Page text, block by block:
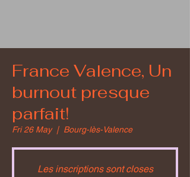
France Valence, Un
burnout presque
parfait!
Fri 26 May
  |
Bourg-lès-Valence
Les inscriptions sont closes